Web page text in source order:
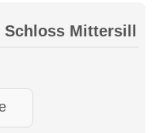
Schloss Mittersill